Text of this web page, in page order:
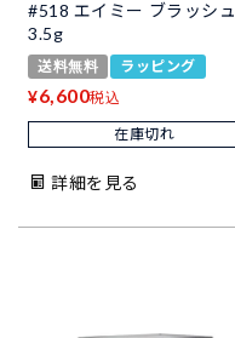
#518 エイミー ブラッシュ
3.5g
送料無料 ラッピング
¥6,600税込
在庫切れ
詳細を見る